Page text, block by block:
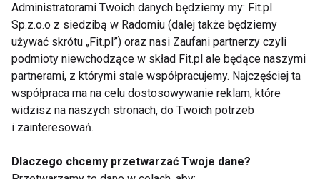
Anavar w kulturystyce
Adrianna Kaczmarek
w drodze na kolejną
Mr.Olympia!
Administratorami Twoich danych będziemy my: Fit.pl
Sp.z.o.o z siedzibą w Radomiu (dalej także będziemy
używać skrótu „Fit.pl”) oraz nasi Zaufani partnerzy czyli
podmioty niewchodzące w skład Fit.pl ale będące naszymi
partnerami, z którymi stale współpracujemy. Najczęściej ta
współpraca ma na celu dostosowywanie reklam, które
widzisz na naszych stronach, do Twoich potrzeb
i zainteresowań.
Dlaczego chcemy przetwarzać Twoje dane?